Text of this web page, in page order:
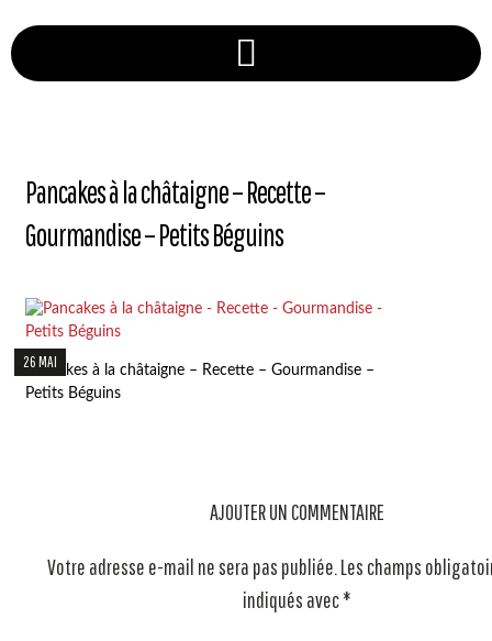
Pancakes à la châtaigne – Recette –
Gourmandise – Petits Béguins
26 MAI
Pancakes à la châtaigne – Recette – Gourmandise –
Petits Béguins
AJOUTER UN COMMENTAIRE
Votre adresse e-mail ne sera pas publiée.Les champs
indiqués avec*